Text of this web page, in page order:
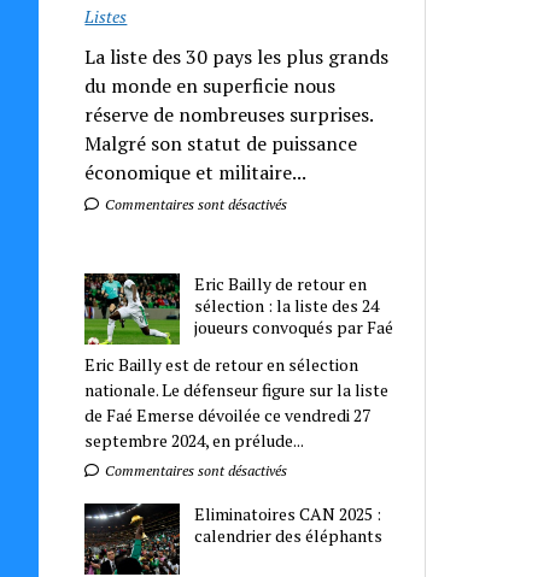
Listes
La liste des 30 pays les plus grands
du monde en superficie nous
réserve de nombreuses surprises.
Malgré son statut de puissance
économique et militaire...
Commentaires sont désactivés
Eric Bailly de retour en
sélection : la liste des 24
joueurs convoqués par Faé
Eric Bailly est de retour en sélection
nationale. Le défenseur figure sur la liste
de Faé Emerse dévoilée ce vendredi 27
septembre 2024, en prélude...
Commentaires sont désactivés
Eliminatoires CAN 2025 :
calendrier des éléphants